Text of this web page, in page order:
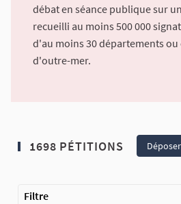
débat en séance publique sur
recueilli au moins 500 000
d'au moins 30 départements
d'outre-mer.
1698 PÉTITIONS
Filtre